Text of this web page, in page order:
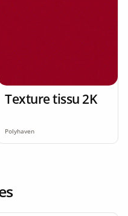
Texture tissu 2K
Polyhaven